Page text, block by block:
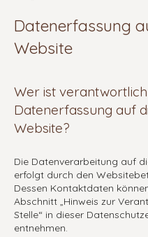
Datenerfassung
Website
Wer ist
Datenerfassung auf
Website?
Die Datenverarbeitung auf
erfolgt durch den
Dessen Kontaktdaten
Abschnitt „Hinweis zur
Stelle“ in dieser
entnehmen.